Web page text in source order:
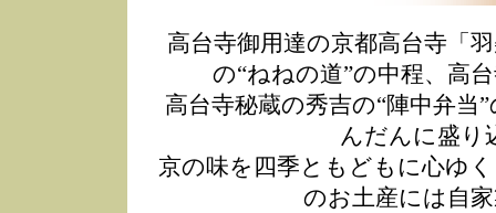
高台寺御用達の京都高台寺「
の“ねねの道”の中程、高
高台寺秘蔵の秀吉の“陣中弁
んだんに盛り
京の味を四季ともどもに心ゆ
のお土産には自